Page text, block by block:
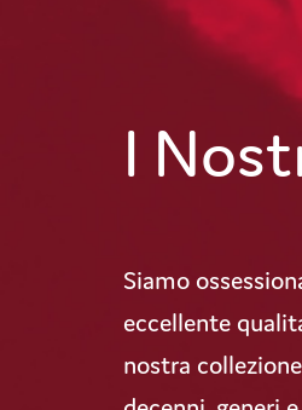
I
Siamo
eccellente
nostra